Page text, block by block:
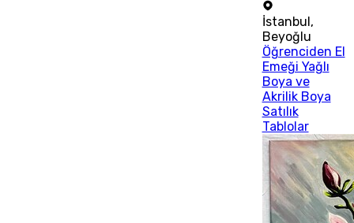
İstanbul,
Beyoğlu
Öğrenciden El
Emeği Yağlı
Boya ve
Akrilik Boya
Satılık
Tablolar